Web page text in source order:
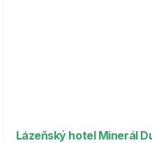
Lázeňský hotel Minerál